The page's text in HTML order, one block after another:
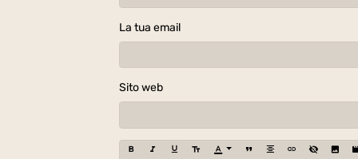
La tua email
Sito web